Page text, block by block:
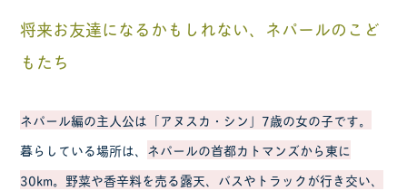
将来お友達になるかもしれない、ネパールのこど
もたち
ネパール編の主人公は「アヌスカ・シン」7歳の女の子です。
暮らしている場所は、 ネパールの首都カトマンズから東に
30km。野菜や香辛料を売る露天、バスやトラックが行き交い、